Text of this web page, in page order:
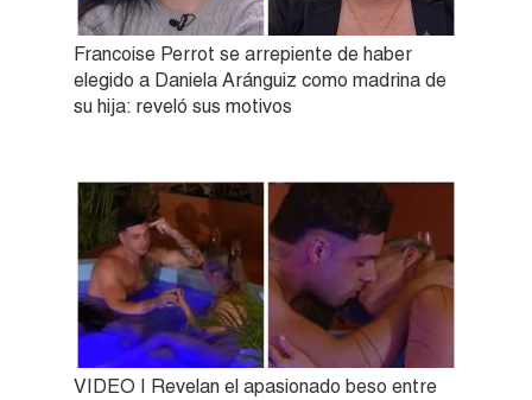
Francoise Perrot se arrepiente de haber
elegido a Daniela Aránguiz como madrina de
su hija: reveló sus motivos
VIDEO | Revelan el apasionado beso entre